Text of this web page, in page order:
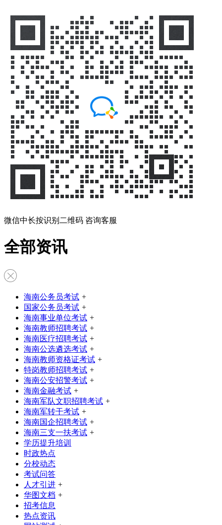
微信中长按识别二维码 咨询客服
全部资讯
海南公务员考试 +
国家公务员考试 +
海南事业单位考试 +
海南教师招聘考试 +
海南医疗招聘考试 +
海南公选遴选考试 +
海南教师资格证考试 +
特岗教师招聘考试 +
海南公安招警考试 +
海南金融考试 +
海南军队文职招聘考试 +
海南军转干考试 +
海南国企招聘考试 +
海南三支一扶考试 +
学历提升培训
时政热点
分校动态
考试问答
人才引进 +
华图文档 +
招考信息
热点资讯